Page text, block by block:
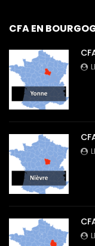
CFA EN